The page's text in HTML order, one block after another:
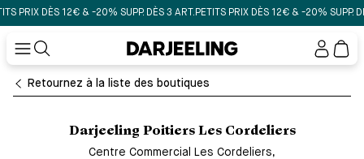
DÈS 12€ & -20% SUPP. DÈS 3 ART. PETITS PRIX DÈS 12€ & -20% SUPP. DÈS 3
Mon
Darjeeling Poitiers Les Cordeliers
Centre Commercial Les Cordeliers,
Retournez à la liste des boutiques